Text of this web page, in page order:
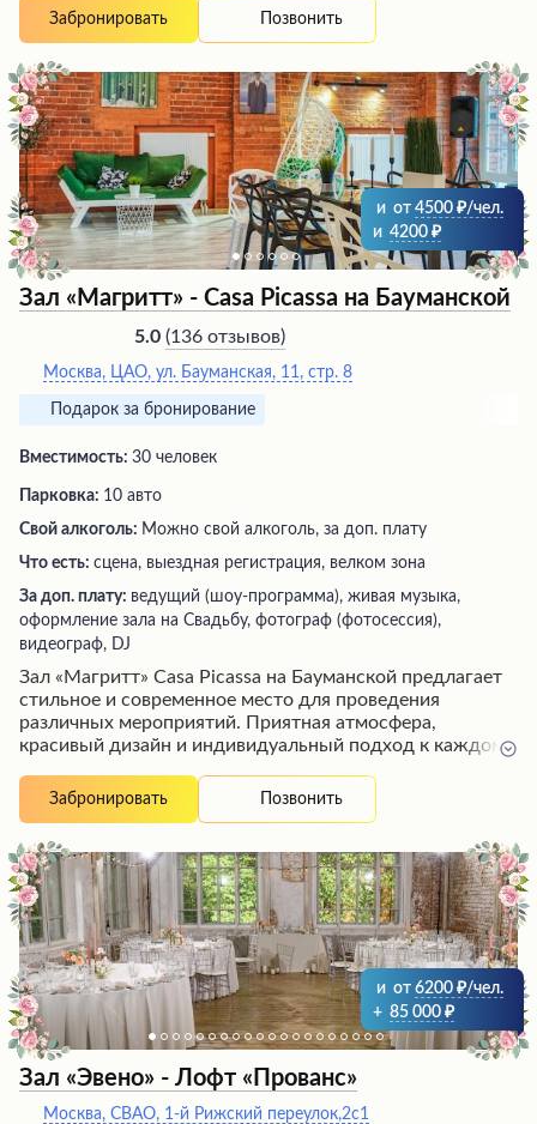
Особого внимания заслуживает профессиональный и
дружелюбный персонал, который оперативно
лофт располагает открытой террасой на крыше, где
создается великолепная атмосфера для фотосессий в
вечернее время. Многие рекомендуют посетить это
заведение, чтобы насладиться приятной обстановкой и
получить незабываемые впечатления.
Забронировать Позвонить
и от 4500
/чел.
и 4200
Зал «Магритт» - Casa Picassa на Бауманской
5.0 (136 отзывов)
Москва, ЦАО, ул. Бауманская, 11, стр. 8
Подарок за бронирование
Вместимость: 30 человек
Парковка: 10 авто
Свой алкоголь: Можно свой алкоголь, за доп. плату
Что есть: сцена, выездная регистрация, велком зона
За доп. плату: ведущий (шоу-программа), живая музыка,
оформление зала на Свадьбу, фотограф (фотосессия),
видеограф, DJ
Зал «Магритт» Casa Picassa на Бауманской предлагает
стильное и современное место для проведения
различных мероприятий. Приятная атмосфера,
красивый дизайн и индивидуальный подход к каждому
локация, вкусная кухня и разумные цены дополняют
положительные впечатления. Профессиональная
обслуживания, обеспечивая незабываемый опыт для
гостей.
Забронировать Позвонить
и от 6200
/чел.
+ 85 000
Зал «Эвено» - Лофт «Прованс»
Москва, СВАО, 1-й Рижский переулок,2с1